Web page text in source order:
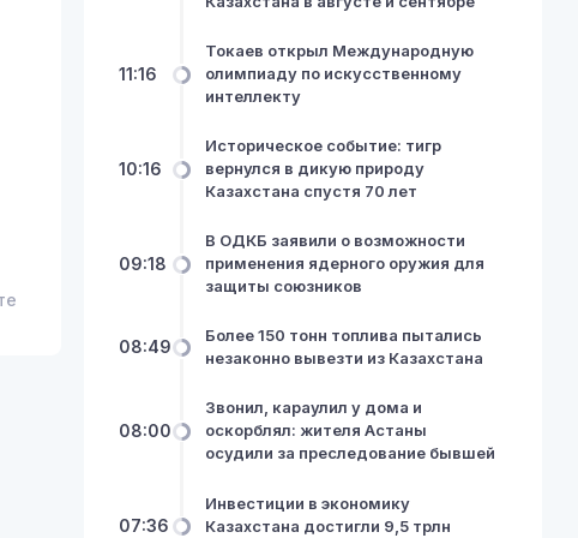
11:16
Токаев открыл Международную
олимпиаду по искусственному
интеллекту
10:16
Историческое событие: тигр
вернулся в дикую природу
Казахстана спустя 70 лет
09:18
В ОДКБ заявили о возможности
применения ядерного оружия для
защиты союзников
08:49
Более 150 тонн топлива пытались
незаконно вывезти из Казахстана
08:00
Звонил, караулил у дома и
оскорблял: жителя Астаны
осудили за преследование бывшей
07:36
Инвестиции в экономику
Казахстана достигли 9,5 трлн